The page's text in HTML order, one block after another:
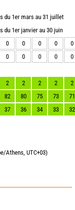
du 1er mars au 31 juillet
du 1er janvier au 30 juin
0 0 0 0
0
0 0 0 0 0
2 2 2 2
2
82 80 75 73
71
37 36 34 33 32
Athens, UTC+03)